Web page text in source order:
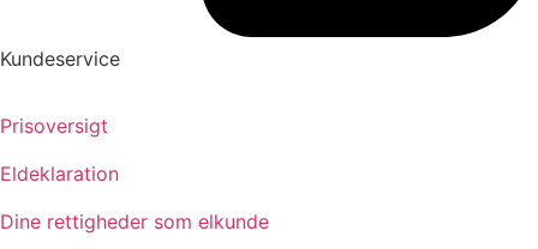
Kundeservice
Prisoversigt
Eldeklaration
Dine rettigheder som elkunde